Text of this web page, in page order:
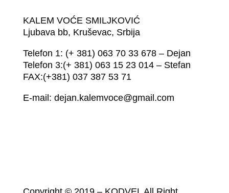
KALEM VOĆE SMILJKOVIĆ
Ljubava bb, Kruševac, Srbija
Telefon 1: (+ 381) 063 70 33 678 – Dejan
Telefon 3:(+ 381) 063 15 23 014 – Stefan
FAX:(+381) 037 387 53 71
E-mail: dejan.kalemvoce@gmail.com